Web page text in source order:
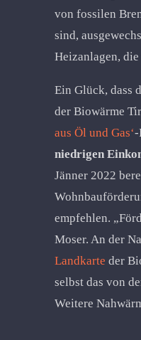
von fossilen
sind,
Heizanlagen,
Ein Glück, dass
der Biowärme
aus Öl und Gas‘-
niedrigen
Jänner 2022
empfehlen.
Moser. An der
Landkarte der
selbst das von
Weitere